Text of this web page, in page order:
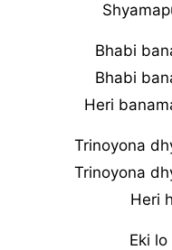
Bhabi
Bhabi
Heri
Trinoyona
Trinoyona
Heri
Eki